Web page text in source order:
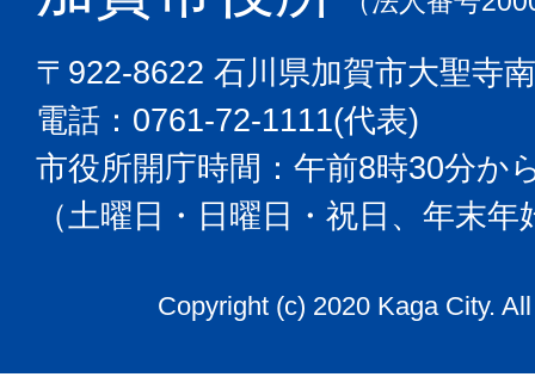
〒922-8622 石川県加賀市大聖寺
電話：0761-72-1111(代表)
市役所開庁時間：午前8時30分か
（土曜日・日曜日・祝日、年末
Copyright (c) 2020 Kaga City.